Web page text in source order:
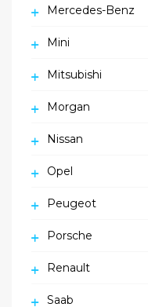
Mercedes-Benz
Mini
Mitsubishi
Morgan
Nissan
Opel
Peugeot
Porsche
Renault
Saab